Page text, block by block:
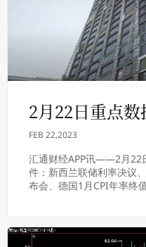
2月22日重点
FEB 22,2023
汇通财经APP讯——2月22
件：新西兰联储利率决议
布会、德国1月CPI年率终